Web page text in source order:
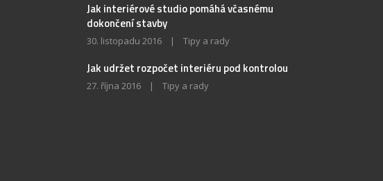
Jak interiérové studio pomáhá včasnému
dokončení stavby
30. listopadu 2016 | Tipy a rady
Jak udržet rozpočet interiéru pod kontrolou
27. října 2016 | Tipy a rady